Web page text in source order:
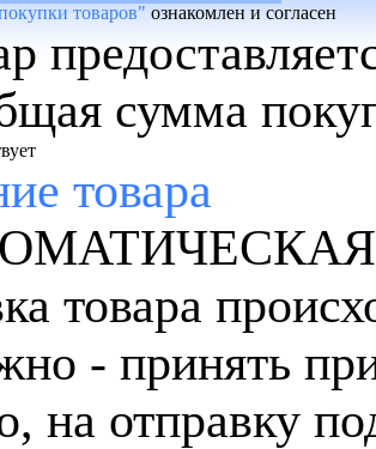
товаров" ознакомлен и согласен
сумма
товара
товара
- принять
на отправку